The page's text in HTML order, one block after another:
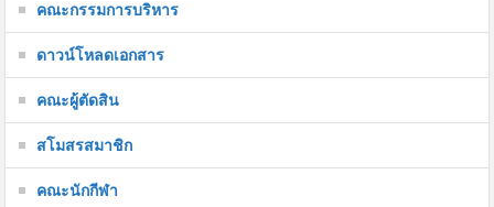
คณะกรรมการบริหาร
ดาวน์โหลดเอกสาร
คณะผู้ตัดสิน
สโมสรสมาชิก
คณะนักกีฬา